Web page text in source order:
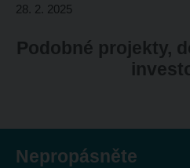
28. 2. 2025
Podobné projekty,
Nepropásněte